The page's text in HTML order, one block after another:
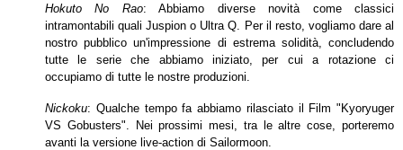
Hokuto No Rao: Abbiamo diverse novità come classici
intramontabili quali Juspion o Ultra Q. Per il resto, vogliamo dare al
nostro pubblico un'impressione di estremasolidità, concludendo
tutte le serie che abbiamo iniziato, per cui a rotazione ci
occupiamo di tutte le nostre produzioni.
Nickoku: Qualche tempo fa abbiamo rilasciato il Film "Kyoryuger
VS Gobusters". Nei prossimi mesi, tra le altre cose, porteremo
avanti la versione live-action di Sailormoon.